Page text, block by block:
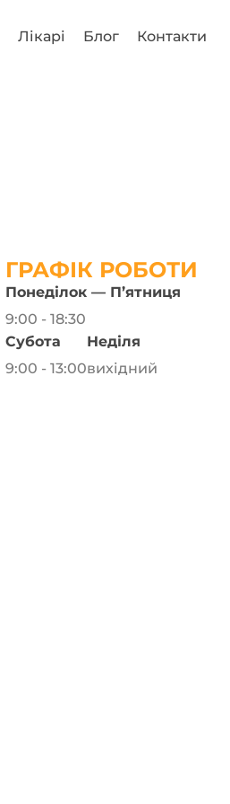
Лікарі Блог Контакти
ГРАФІК РОБОТИ
Понеділок — П’ятниця
9:00 - 18:30
Субота
9:00 - 13:00
Неділя
вихідний